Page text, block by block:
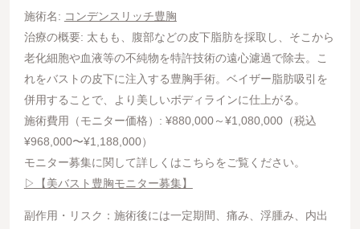
施術名: コンデンスリッチ豊胸
治療の概要: 太もも、腹部などの皮下脂肪を採取し、そこから
老化細胞や血液等の不純物を特許技術の遠心濾過で除去。こ
れをバストの皮下に注入する豊胸手術。ベイザー脂肪吸引を
併用することで、より美しいボディラインに仕上がる。
施術費用（モニター価格）: ¥880,000～¥1,080,000（税込
¥968,000〜¥1,188,000）
モニター募集に関して詳しくはこちらをご覧ください。
▷【美バスト豊胸モニター募集】
副作用・リスク：施術後には一定期間、痛み、浮腫み、内出